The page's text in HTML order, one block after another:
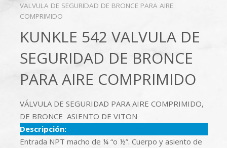
VALVULA DE SEGURIDAD DE BRONCE PARA AIRE
COMPRIMIDO
KUNKLE 542 VALVULA DE
SEGURIDAD DE BRONCE
PARA AIRE COMPRIMIDO
VÁLVULA DE SEGURIDAD PARA AIRE COMPRIMIDO,
DE BRONCE ASIENTO DE VITON
Descripción:
Entrada NPT macho de ¼ “o ½”. Cuerpo y asiento de